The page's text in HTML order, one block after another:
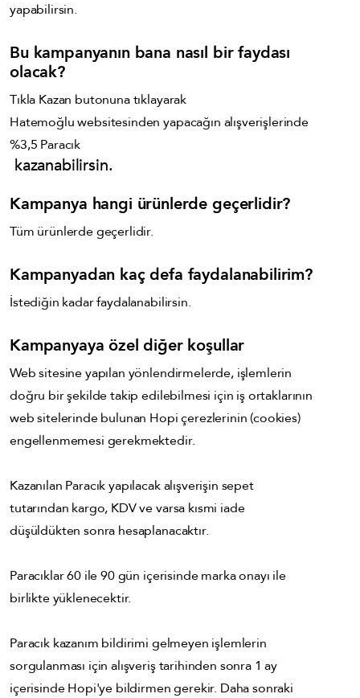
yapabilirsin.
Bu kampanyanın bana nasıl bir faydası
olacak?
Tıkla Kazan butonuna tıklayarak
Hatemoğlu websitesinden yapacağın alışverişlerinde
%3,5 Paracık
kazanabilirsin.
Kampanya hangi ürünlerde geçerlidir?
Tüm ürünlerde geçerlidir.
Kampanyadan kaç defa faydalanabilirim?
İstediğin kadar faydalanabilirsin.
Kampanyaya özel diğer koşullar
Web sitesine yapılan yönlendirmelerde, işlemlerin
doğru bir şekilde takip edilebilmesi için iş ortaklarının
web sitelerinde bulunan Hopi çerezlerinin (cookies)
engellenmemesi gerekmektedir.
Kazanılan Paracık yapılacak alışverişin sepet
tutarından kargo, KDV ve varsa kısmi iade
düşüldükten sonra hesaplanacaktır.
Paracıklar 60 ile 90 gün içerisinde marka onayı ile
birlikte yüklenecektir.
Paracık kazanım bildirimi gelmeyen işlemlerin
sorgulanması için alışveriş tarihinden sonra 1 ay
içerisinde Hopi'ye bildirmen gerekir. Daha sonraki